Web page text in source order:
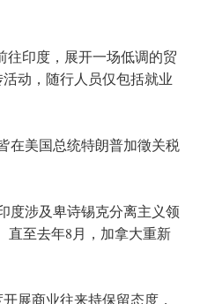
往印度，展开一场低调的贸
动，随行人员仅包括就业
在美国总统特朗普加徵关税
度涉及卑诗锡克分离主义领
直至去年8月，加拿大重新
展商业往来持保留态度，